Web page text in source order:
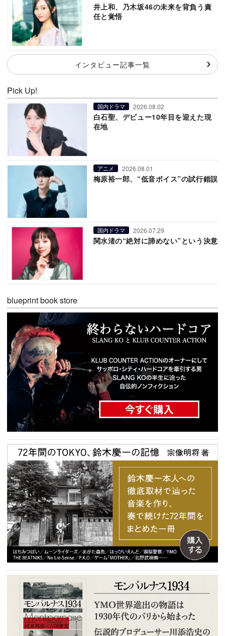
井上和、乃木坂46の未来を背負う責
任と覚悟
インタビュー記事一覧
Pick Up!
国内ドラマ 2026.08.02
白石聖、デビュー10年目を迎えた現
在地
アニメ 2026.08.01
梅原裕一郎、“低音ボイス”の試行錯誤
国内ドラマ 2026.07.29
関水渚の“絶対に諦めない”という決意
blueprint book store